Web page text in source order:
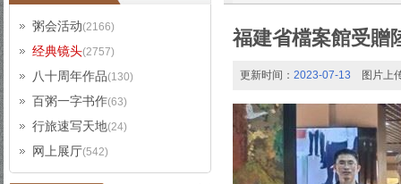
粥会活动(2166)
经典镜头(2757)
八十周年作品(130)
百粥一字书作(63)
行旅速写天地(24)
网上展厅(542)
福建省檔案館受贈
更新时间： 2023-07-13 图片上